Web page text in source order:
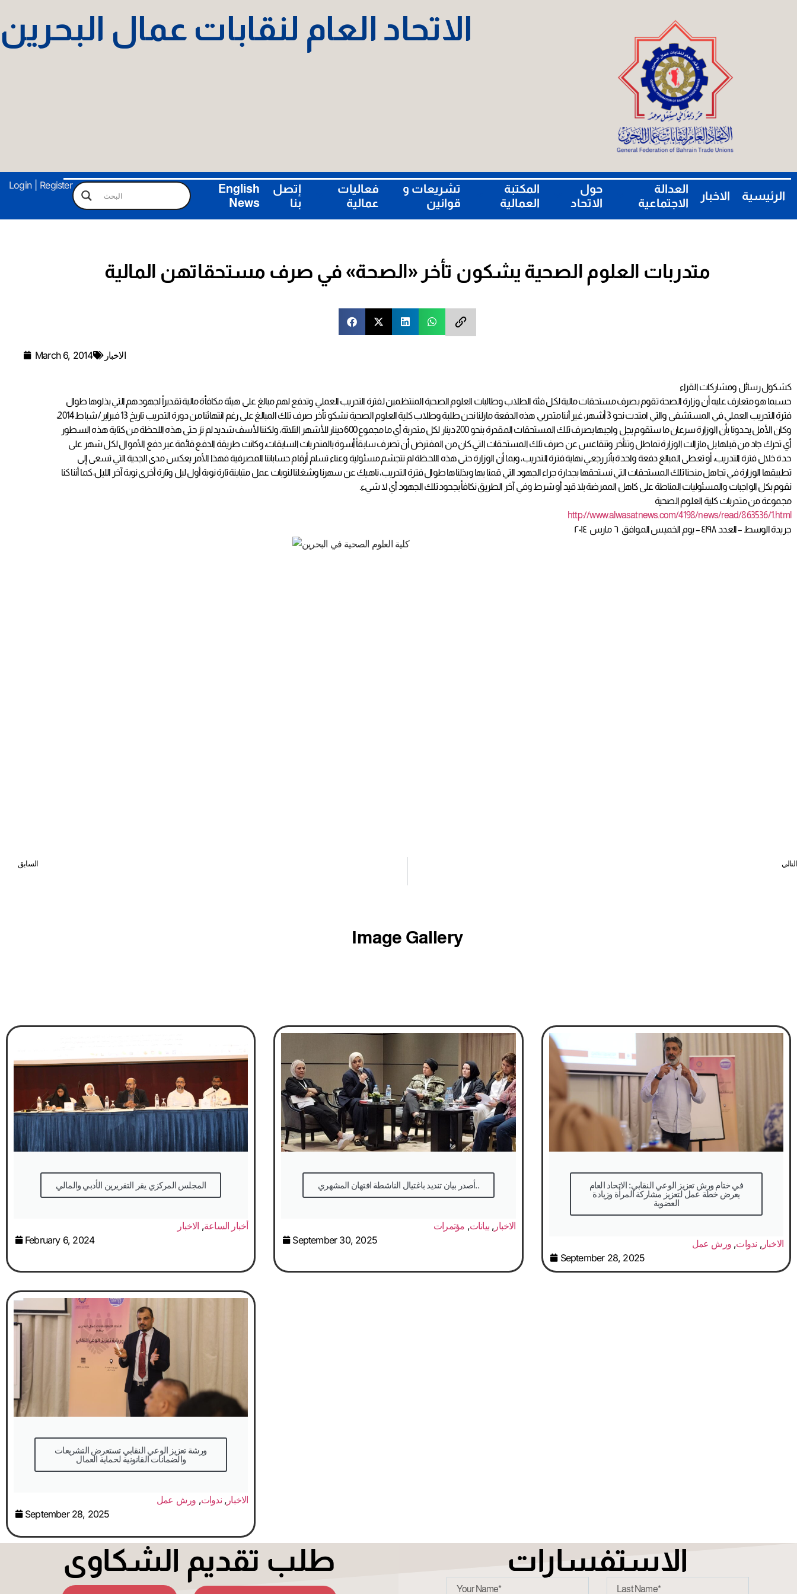
الاتحاد العام لنقابات عمال البحرين
Login Register
الرئيسية الاخبار
العدالة
الاجتماعية
حول
الاتحاد
المكتبة
العمالية
تشريعات و
قوانين
فعاليات
عمالية
إتصل
بنا
English
News
متدربات العلوم الصحية يشكون تأخر «الصحة» في صرف مستحقاتهن المالية
March 6, 2014 الاخبار
كشكول رسائل ومشاركات القراء
حسبما هو متعارف عليه أن وزارة الصحة تقوم بصرف مستحقات مالية لكل فئة الطلاب وطالبات العلوم الصحية المنتظمين لفترة التدريب العملي وتدفع لهم مبالغ على هيئة مكافأة مالية تقديراً لجهودهم التي بذلوها طوال
فترة التدريب العملي في المستشفى والتي امتدت نحو 3 أشهر، غير أننا متدربي هذه الدفعة مازلنا نحن طلبة وطلاب كلية العلوم الصحية نشكو تأخر صرف تلك المبالغ على رغم انتهائنا من دورة التدريب تاريخ 13 فبراير/ شباط 2014،
وكان الأمل يحدونا بأن الوزارة سرعان ما ستقوم بجل واجبها بصرف تلك المستحقات المقدرة بنحو 200 دينار لكل متدربة أي ما مجموع 600 دينار للأشهر الثلاثة، ولكننا لأسف شديد لم نرَ حتى هذه اللحظة من كتابة هذه السطور
أي تحرك جاد من قبلها بل مازالت الوزارة تماطل وتتأخر وتتقاعس عن صرف تلك المستحقات التي كان من المفترض أن تصرف سابقاً أسوة بالمتدربات السابقات، وكانت طريقة الدفع قائمة عبر دفع الأموال لكل شهر على
حدة خلال فترة التدريب، أو تعطى المبالغ دفعة واحدة بأثر رجعي نهاية فترة التدريب، وبما أن الوزارة حتى هذه اللحظة لم تتجشم مسئولية وعناء تسلم أرقام حساباتنا المصرفية فهذا الأمر يعكس مدى الجدية التي تسعى إلى
تطبيقها الوزارة في تجاهل منحنا تلك المستحقات التي نستحقها بجدارة جراء الجهود التي قمنا بها وبذلناها طوال فترة التدريب، ناهيك عن سهرنا وشغلنا لنوبات عمل متباينة تارة نوبة أول ليل وتارة أخرى نوبة آخر الليل، كما أننا كنا
نقوم بكل الواجبات والمسئوليات المناطة على كاهل الممرضة بلا قيد أو شرط وفي آخر الطريق نكافأ بجحود تلك الجهود أي لا شيء.
مجموعة من متدربات كلية العلوم الصحية
http://www.alwasatnews.com/4198/news/read/863536/1.html
جريدة الوسط – العدد ٤١٩٨ – يوم الخميس الموافق ٦ مارس ٢٠١٤
السابق التالي
Image Gallery
المجلس المركزي يقر التقريرين الأدبي والمالي
أخبار الساعة, الاخبار
February 6, 2024
أصدر بيان تنديد باغتيال الناشطة افتهان المشهري..
الاخبار , بيانات, مؤتمرات
September 30, 2025
في ختام ورش تعزيز الوعي النقابي: الاتحاد العام
يعرض خطة عمل لتعزيز مشاركة المرأة وزيادة
العضوية
الاخبار, ندوات,ورش عمل
September 28, 2025
والضمانات القانونية لحماية العمال
الاخبار ,ندوات, ورش عمل
September 28, 2025
طلب تقديم الشكاوى الاستفسارات